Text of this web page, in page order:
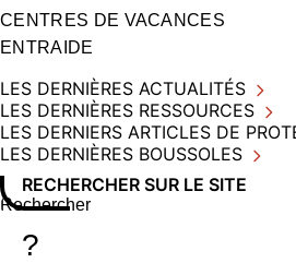
CENTRES DE VACANCES
ENTRAIDE
LES DERNIÈRES ACTUALITÉS
LES DERNIÈRES RESSOURCES
LES DERNIERS ARTICLES DE
LES DERNIÈRES BOUSSOLES
RECHERCHER SUR LE SITE
Rechercher sur le site
Saisissez au moins 3 caractères
?